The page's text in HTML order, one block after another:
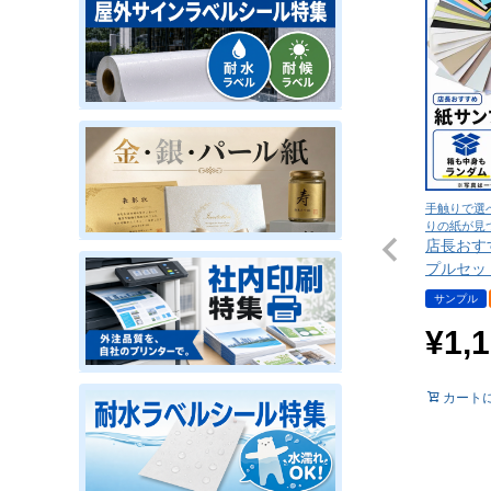
手触りで選
りの紙が見
店長お
プルセ
サンプル
¥
カート